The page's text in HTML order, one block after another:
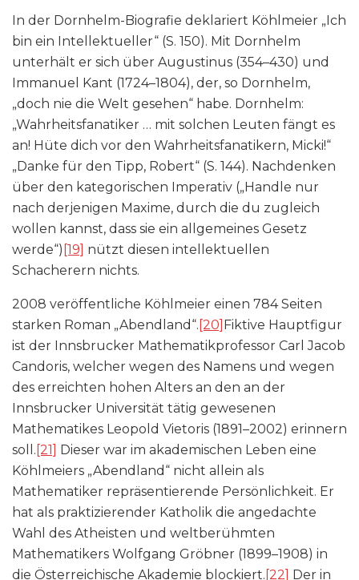
In der Dornhelm-Biografie deklariert Köhlmeier „Ich
bin ein Intellektueller“ (S. 150). Mit Dornhelm
unterhält er sich über Augustinus (354–430) und
Immanuel Kant (1724–1804), der, so Dornhelm,
„doch nie die Welt gesehen“ habe. Dornhelm:
„Wahrheitsfanatiker … mit solchen Leuten fängt es
an! Hüte dich vor den Wahrheitsfanatikern, Micki!“
„Danke für den Tipp, Robert“ (S. 144). Nachdenken
über den kategorischen Imperativ („Handle nur
nach derjenigen Maxime, durch die du zugleich
wollen kannst, dass sie ein allgemeines Gesetz
werde“) [19] nützt diesen intellektuellen
Schacherern nichts.
2008 veröffentliche Köhlmeier einen 784 Seiten
starken Roman „Abendland“. [20] Fiktive Hauptfigur
ist der Innsbrucker Mathematikprofessor Carl Jacob
Candoris, welcher wegen des Namens und wegen
des erreichten hohen Alters an den an der
Innsbrucker Universität tätig gewesenen
Mathematikes Leopold Vietoris (1891–2002) erinnern
soll. [21] Dieser war im akademischen Leben eine
Köhlmeiers „Abendland“ nicht allein als
Mathematiker repräsentierende Persönlichkeit. Er
hat als praktizierender Katholik die angedachte
Wahl des Atheisten und weltberühmten
Mathematikers Wolfgang Gröbner (1899–1908) in
die Österreichische Akademie blockiert. [22] Der in